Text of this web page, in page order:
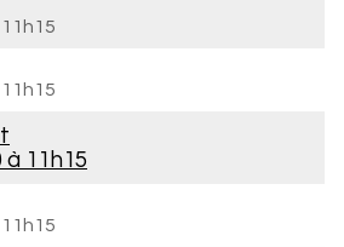
à 11h15